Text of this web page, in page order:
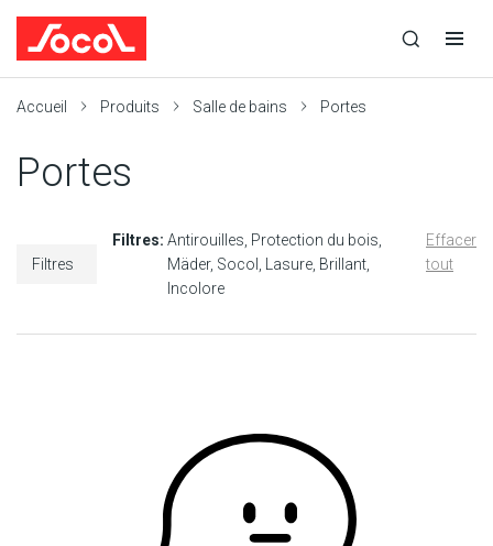
recherche
recherche
navigation
Accueil Produits Salle de bains Portes
Portes
Filtres
Filtres: Antirouilles Protection du bois
Mäder Socol Lasure Brillant
Incolore
Effacer
tout